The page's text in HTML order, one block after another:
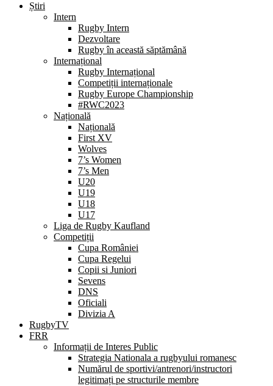
Știri
Intern
Rugby Intern
Dezvoltare
Rugby în această săptămână
Internațional
Rugby Internațional
Competiții internaționale
Rugby Europe Championship
#RWC2023
Națională
Națională
First XV
Wolves
7’s Women
7’s Men
U20
U19
U18
U17
Liga de Rugby Kaufland
Competiții
Cupa României
Cupa Regelui
Copii si Juniori
Sevens
DNS
Oficiali
Divizia A
RugbyTV
FRR
Informații de Interes Public
Strategia Nationala a rugbyului romanesc
Numărul de sportivi/antrenori/instructori
legitimați pe structurile membre